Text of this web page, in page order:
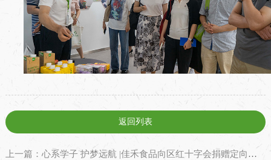
返回列表
上一篇：心系学子 护梦远航 |佳禾食品向区红十字会捐赠定向助学金